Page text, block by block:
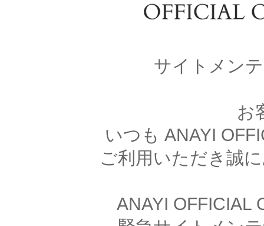
サイトメン
お
いつも ANAYI
ご利用いただき誠
ANAYI OFFICIAL